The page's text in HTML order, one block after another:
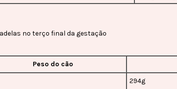
no terço final da gestação
Peso do cão
294g